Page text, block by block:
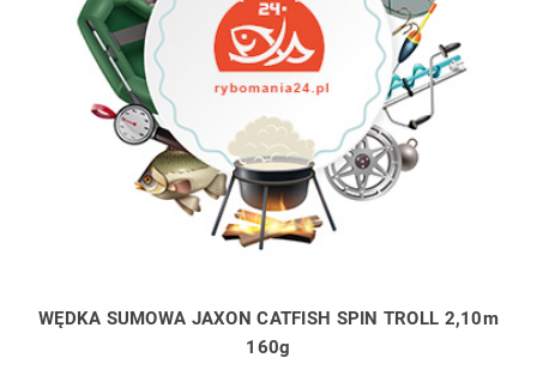
WĘDKA SUMOWA JAXON CATFISH SPIN TROLL 2,10m
160g